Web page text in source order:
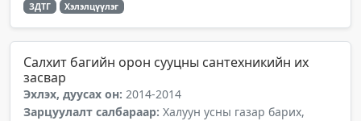
ЗДТГ Хэлэлцүүлэг
Салхит багийн орон сууцны сантехникийн их
засвар
Эхлэх, дуусах он: 2014-2014
Зарцуулалт салбараар: Халуун усны газар барих,